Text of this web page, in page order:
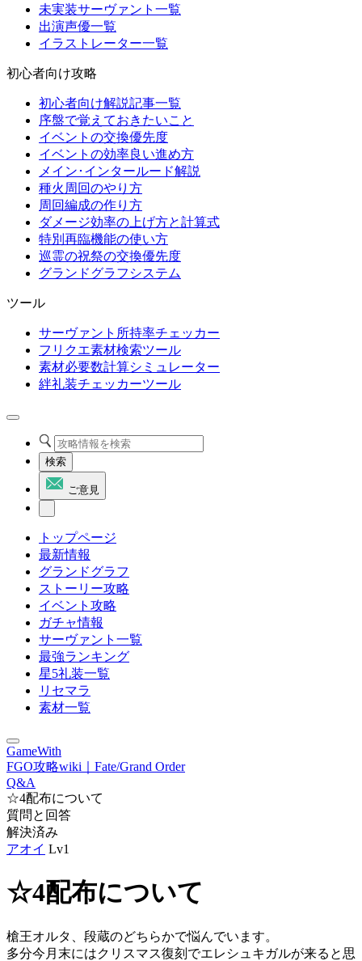
未実装サーヴァント一覧
出演声優一覧
イラストレーター一覧
初心者向け攻略
初心者向け解説記事一覧
序盤で覚えておきたいこと
イベントの交換優先度
イベントの効率良い進め方
メイン･インタールード解説
種火周回のやり方
周回編成の作り方
ダメージ効率の上げ方と計算式
特別再臨機能の使い方
巡霊の祝祭の交換優先度
グランドグラフシステム
ツール
サーヴァント所持率チェッカー
フリクエ素材検索ツール
素材必要数計算シミュレーター
絆礼装チェッカーツール
検索
ご意見
トップページ
最新情報
グランドグラフ
ストーリー攻略
イベント攻略
ガチャ情報
サーヴァント一覧
最強ランキング
星5礼装一覧
リセマラ
素材一覧
GameWith
FGO攻略wiki｜Fate/Grand Order
Q&A
☆4配布について
質問と回答
解決済み
アオイ Lv1
☆4配布について
槍王オルタ、段蔵のどちらかで悩んでいます。
多分今月末にはクリスマス復刻でエレシュキガルが来ると思